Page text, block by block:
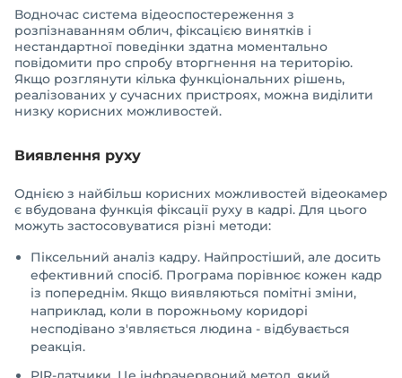
Водночас система відеоспостереження з
розпізнаванням облич, фіксацією винятків і
нестандартної поведінки здатна моментально
повідомити про спробу вторгнення на територію.
Якщо розглянути кілька функціональних рішень,
реалізованих у сучасних пристроях, можна виділити
низку корисних можливостей.
Виявлення руху
Однією з найбільш корисних можливостей відеокамер
є вбудована функція фіксації руху в кадрі. Для цього
можуть застосовуватися різні методи:
Піксельний аналіз кадру. Найпростіший, але досить
ефективний спосіб. Програма порівнює кожен кадр
із попереднім. Якщо виявляються помітні зміни,
наприклад, коли в порожньому коридорі
несподівано з'являється людина - відбувається
реакція.